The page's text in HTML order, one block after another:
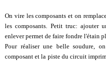
On vire les composants et on
les composants. Petit truc: ajouter
enlever permet de faire fondre l'étain
Pour réaliser une belle soudure,
composant et la piste du circuit